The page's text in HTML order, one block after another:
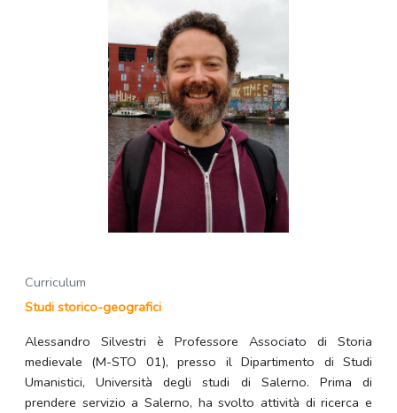
Curriculum
Studi storico-geografici
Alessandro Silvestri è Professore Associato di Storia
medievale (M-STO 01), presso il Dipartimento di Studi
Umanistici, Università degli studi di Salerno. Prima di
prendere servizio a Salerno, ha svolto attività di ricerca e